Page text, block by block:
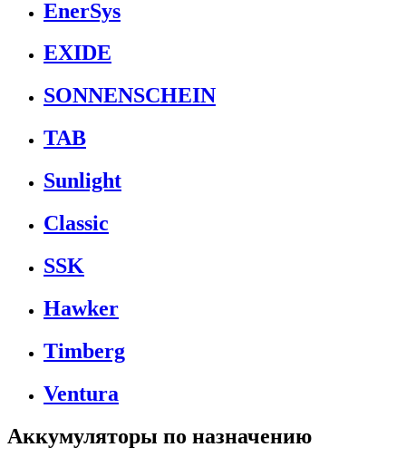
EnerSys
EXIDE
SONNENSCHEIN
TAB
Sunlight
Classic
SSK
Hawker
Timberg
Ventura
Аккумуляторы по назначению